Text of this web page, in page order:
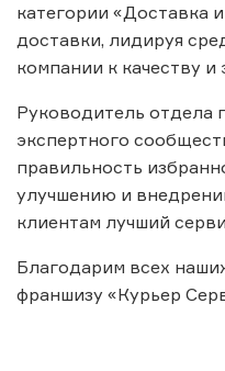
категории «Доставка
доставки, лидируя
компании к качеству
Руководитель отдела
экспертного
правильность
улучшению и
клиентам лучший
Благодарим всех
франшизу «Курьер